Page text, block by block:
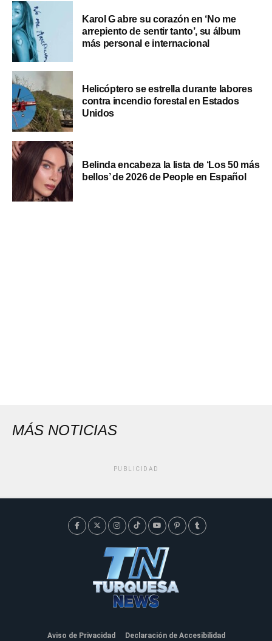
Karol G abre su corazón en ‘No me
arrepiento de sentir tanto’, su álbum
más personal e internacional
Helicóptero se estrella durante labores
contra incendio forestal en Estados
Unidos
Belinda encabeza la lista de ‘Los 50 más
bellos’ de 2026 de People en Español
MÁS NOTICIAS
PUBLICIDAD
Aviso de Privacidad Declaración de Accesibilidad